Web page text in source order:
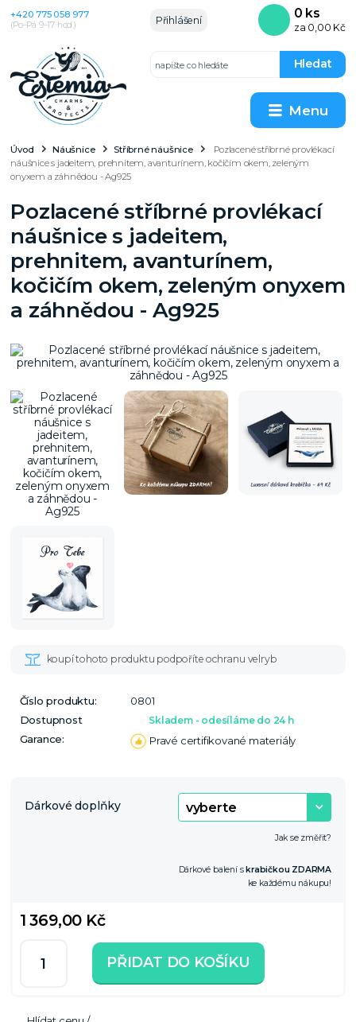
Menu
Přihlášení
Hledat
+420 775 058 977
(Po–Pá 9–17 hod.)
0 ks
za 0,00 Kč
Úvod Náušnice Stříbrné náušnice
Pozlacené stříbrné provlékací
náušnice s jadeitem, prehnitem, avanturínem, kočičím okem, zeleným
onyxem a záhnědou - Ag925
Pozlacené stříbrné provlékací
náušnice s jadeitem,
prehnitem, avanturínem,
kočičím okem, zeleným onyxem
a záhnědou - Ag925
Číslo produktu:
0801
Dostupnost
Skladem - odesíláme do 24 h
Garance: Pravé certifikované materiály
Dárkové doplňky
Jak se změřit?
Dárkové balení skrabičkou ZDARMA
ke každému nákupu!
1 369,00 Kč
PŘIDAT DO KOŠÍKU